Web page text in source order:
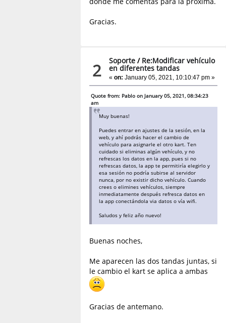
Gracias.
2 Soporte / Re:Modificar vehículo
en diferentes tandas
«on: January 05, 2021, 10:10:47 pm »
Quote from: Pablo on January 05, 2021, 08:34:23
am
Muy buenas!
Puedes entrar en ajustes de la sesión, en la
web, y ahí podrás hacer el cambio de
vehículo para asignarle el otro kart. Ten
cuidado si eliminas algún vehículo, y no
refrescas los datos en la app, pues si no
refrescas datos, la app te permitiría elegirlo y
esa sesión no podría subirse al servidor
nunca, por no existir dicho vehículo. Cuando
crees o elimines vehículos, siempre
inmediatamente después refresca datos en
la app conectándola via datos o vía wifi.
Saludos y feliz año nuevo!
Buenas noches,
Me aparecen las dos tandas juntas, si
le cambio el kart se aplica a ambas
Gracias de antemano.